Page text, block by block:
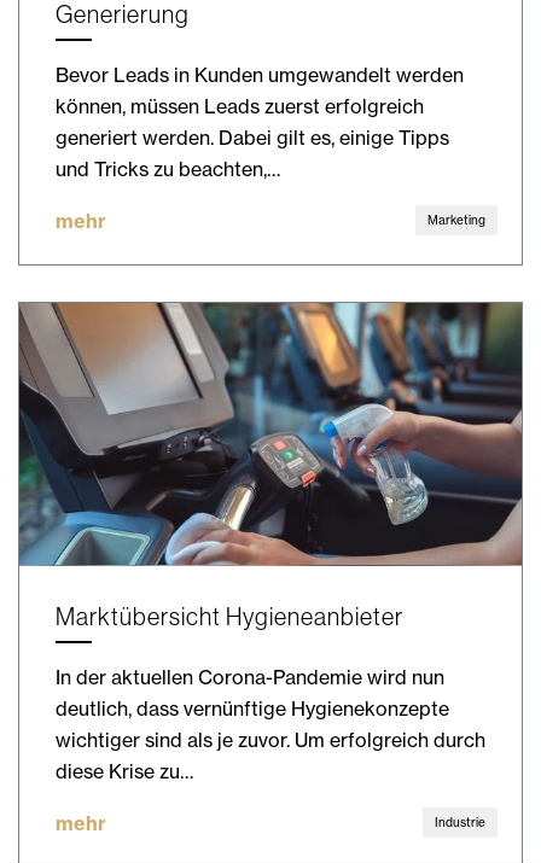
Generierung
Bevor Leads in Kunden umgewandelt werden
können, müssen Leads zuerst erfolgreich
generiert werden. Dabei gilt es, einige Tipps
und Tricks zu beachten,…
mehr Marketing
Marktübersicht Hygieneanbieter
In der aktuellen Corona-Pandemie wird nun
deutlich, dass vernünftige Hygienekonzepte
wichtiger sind als je zuvor. Um erfolgreich durch
diese Krise zu…
mehr Industrie